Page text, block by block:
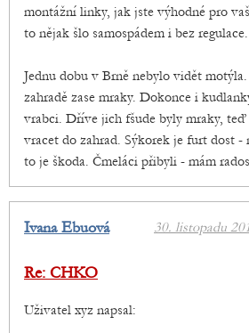
montážní linky, jak jste výhodné pro
to nějak šlo samospádem i bez
Jednu dobu v Brně nebylo vidět
zahradě zase mraky. Dokonce i
vrabci. Dříve jich fšude byly mraky,
vracet do zahrad. Sýkorek je furt dost -
to je škoda. Čmeláci přibyli - mám
30. listopadu
Ivana Ebuová
Re: CHKO
Uživatel xyz napsal: